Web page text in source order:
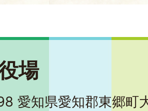
場
愛知県愛知郡東郷町